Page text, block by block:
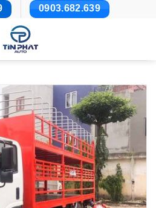
0903.682.639